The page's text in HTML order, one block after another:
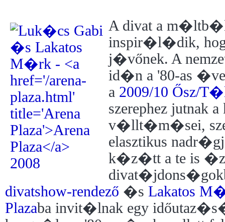
A divat a m�ltb�l
inspir�l�dik,
j�vőnek. A
id�n a '80-as
a 2009/10 Ősz/
szerephez jutnak
v�llt�m�sei,
elasztikus
k�z�tt a te is
divatshow-rendező �s Lakatos
Plazaba invit�lnak egy